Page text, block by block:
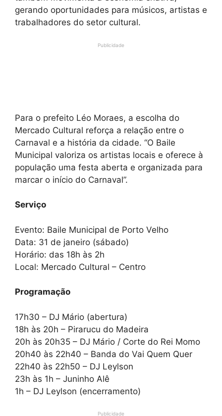
gerando oportunidades para músicos, artistas e
trabalhadores do setor cultural.
Publicidade
Para o prefeito Léo Moraes, a escolha do
Mercado Cultural reforça a relação entre o
Carnaval e a história da cidade. “O Baile
Municipal valoriza os artistas locais e oferece à
população uma festa aberta e organizada para
marcar o início do Carnaval”.
Serviço
Evento: Baile Municipal de Porto Velho
Data: 31 de janeiro (sábado)
Horário: das 18h às 2h
Local: Mercado Cultural – Centro
Programação
17h30 – DJ Mário (abertura)
18h às 20h – Pirarucu do Madeira
20h às 20h35 – DJ Mário / Corte do Rei Momo
20h40 às 22h40 – Banda do Vai Quem Quer
22h40 às 22h50 – DJ Leylson
23h às 1h – Juninho Alê
1h – DJ Leylson (encerramento)
Publicidade